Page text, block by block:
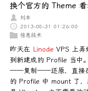
换个官方的 Theme
刘丰
2013-08-31 01:26:00
信息技术
昨天在 Linode VPS 上弄
到新建成的 Profile 当中。
——复制——还原，直接在
的 Profile 中 mount 了